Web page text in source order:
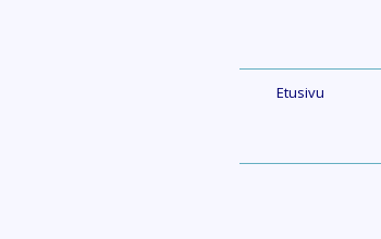
Etusivu